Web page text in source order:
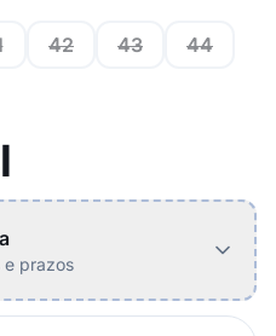
42 43
44
e prazos